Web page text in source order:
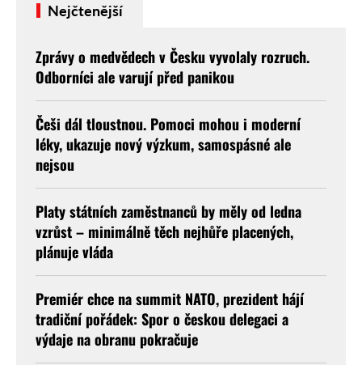
Nejčtenější
Zprávy o medvědech v Česku vyvolaly rozruch.
Odborníci ale varují před panikou
Češi dál tloustnou. Pomoci mohou i moderní
léky, ukazuje nový výzkum, samospásné ale
nejsou
Platy státních zaměstnanců by měly od ledna
vzrůst – minimálně těch nejhůře placených,
plánuje vláda
Premiér chce na summit NATO, prezident hájí
tradiční pořádek: Spor o českou delegaci a
výdaje na obranu pokračuje